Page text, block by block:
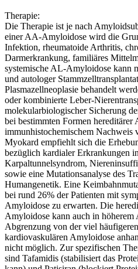
Therapie:
Die Therapie ist je nach
einer AA-Amyloidose wird die
Infektion, rheumatoide Arthritis,
Darmerkrankung, familiäres
systemische AL-Amyloidose kann
und autologer
Plasmazellneoplasie behandelt
oder kombinierte Leber-
molekularbiologischer Sicherung
bei bestimmten Formen
immunhistochemischem
Myokard empfiehlt sich die
bezüglich kardialer Erkrankungen
Karpaltunnelsyndrom,
sowie eine Mutationsanalyse des
Humangenetik. Eine
bei rund 26% der Patienten mit
Amyloidose zu erwarten. Die
Amyloidose kann auch in höherem
Abgrenzung von der viel
kardiovaskulären Amyloidose
nicht möglich. Zur spezifischen
sind Tafamidis (stabilisiert das